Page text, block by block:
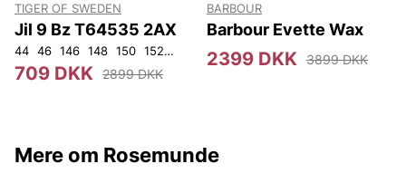
TIGER OF SWEDEN
Jil 9 Bz T64535 2AX
44 46 146 148 150 152 92 96 100 104 108
709 DKK 2899 DKK
BARBOUR
Barbour Evette Wax
2399 DKK 3899 DKK
Mere om Rosemunde